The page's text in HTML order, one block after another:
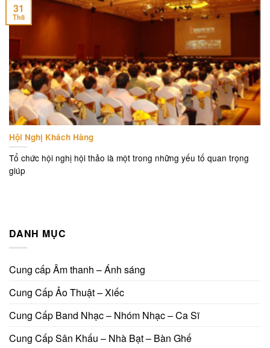
Hội Nghị Khách Hàng
Tổ chức hội nghị hội thảo là một trong những yếu tố quan trọng
giúp
31
Th8
DANH MỤC
Cung cấp Âm thanh – Ánh sáng
Cung Cấp Ảo Thuật – Xiếc
Cung Cấp Band Nhạc – Nhóm Nhạc – Ca Sĩ
Cung Cấp Sân Khấu – Nhà Bạt – Bàn Ghế